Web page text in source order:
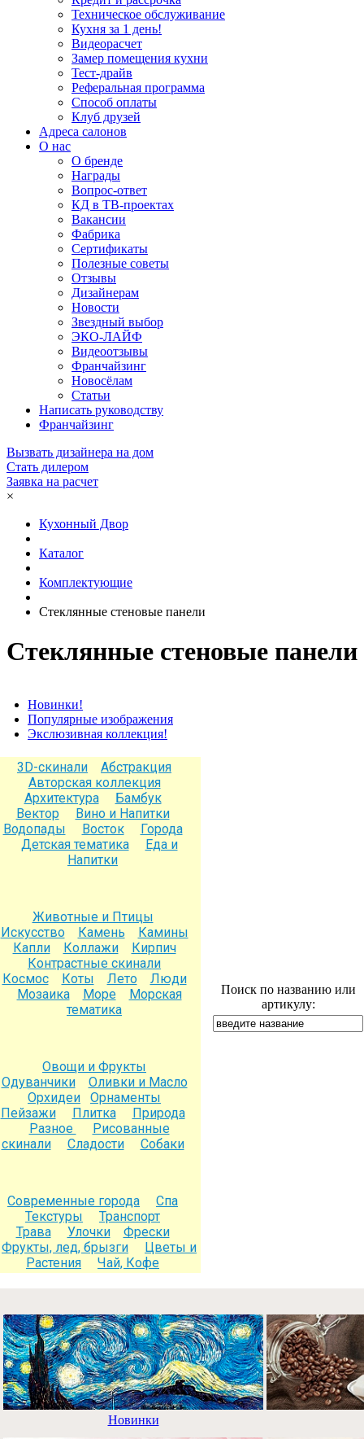
Техническое обслуживание
Кухня за 1 день!
Видеорасчет
Замер помещения кухни
Тест-драйв
Реферальная программа
Способ оплаты
Клуб друзей
Адреса салонов
О нас
О бренде
Награды
Вопрос-ответ
КД в ТВ-проектах
Вакансии
Фабрика
Сертификаты
Полезные советы
Отзывы
Дизайнерам
Новости
Звездный выбор
ЭКО-ЛАЙФ
Видеоотзывы
Франчайзинг
Новосёлам
Статьи
Написать руководству
Франчайзинг
Вызвать дизайнера на дом
Стать дилером
Заявка на расчет
×
Кухонный Двор
Каталог
Комплектующие
Стеклянные стеновые панели
Стеклянные стеновые панели